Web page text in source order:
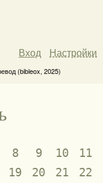
Вход Настройки
(bibleox, 2025)
8 9 10
11
19 20 21
22